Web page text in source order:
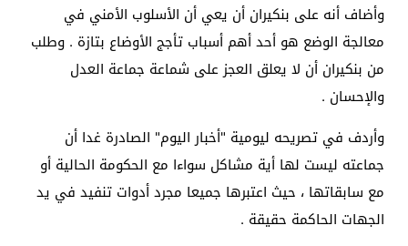
وأضاف أنه على بنكيران أن يعي أن الأسلوب الأمني في
معالجة الوضع هو أحد أهم أسباب تأجج الأوضاع بتازة . وطلب
من بنكيران أن لا يعلق العجز على شماعة جماعة العدل
والإحسان .
وأردف في تصريحه ليومية "أخبار اليوم" الصادرة غدا أن
جماعته ليست لها أية مشاكل سواءا مع الحكومة الحالية أو
مع سابقاتها ، حيث اعتبرها جميعا مجرد أدوات تنفيد في يد
الجهات الحاكمة حقيقة .